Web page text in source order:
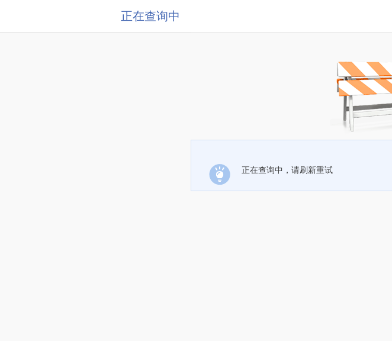
正在查询中
正在查询中，请刷新重试